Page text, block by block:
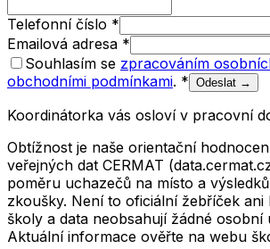
Telefonní číslo *
Emailová adresa *
Souhlasím se zpracováním
obchodními podmínkami. * Odeslat →
Koordinátorka vás osloví v pracovní
Obtížnost je naše orientační
veřejných dat CERMAT
poměru uchazečů na místo a
zkoušky. Není to oficiální žebříček
školy a data neobsahují žádné osobní
Aktuální informace ověřte na webu